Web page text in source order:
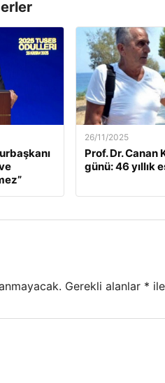
26/11/2025
Prof. Dr. Canan
günü: 46 yıllık
Gerekli alanlar *